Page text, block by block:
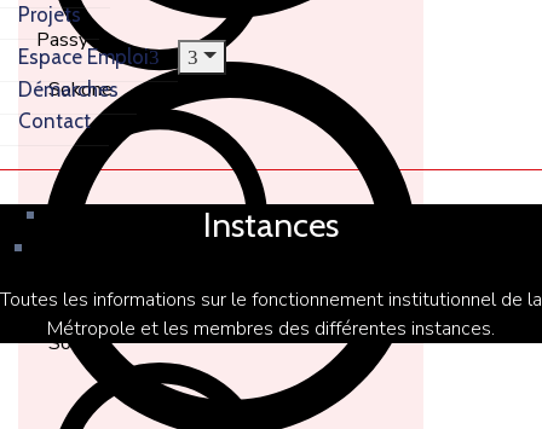
Passy
Sokone
Soum
Projets
Espace Emploi
Démarches
Contact
Instances
Toutes les informations sur le fonctionnement institutionnel de la
Métropole et les membres des différentes instances.